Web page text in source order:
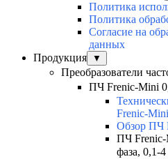
Политика
Политика
Согласие на
данных
Продукция
▼
Преобразователи
ПЧ Frenic-Mini
Frenic-Mini
Обзор ПЧ
ПЧ Frenic-
фаза, 0,1-